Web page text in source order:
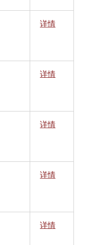
详情
详情
详情
详情
详情